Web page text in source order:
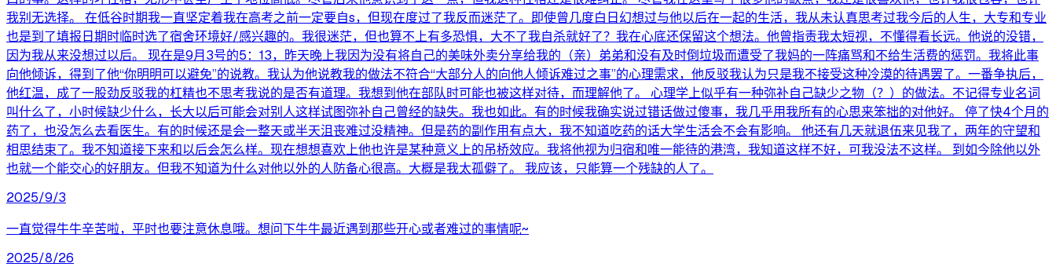
我别无选择。 在低谷时期我一直坚定着我在高考之前一定要自s，但现在度过了我反而迷茫了。即使曾几度白日幻想过与他以后在一起的生活，我从未认真思考过我今后的人生，大专和专业
也是到了填报日期时临时选了宿舍环境好/感兴趣的。我很迷茫，但也算不上有多恐惧，大不了我自杀就好了？我在心底还保留这个想法。他曾指责我太短视，不懂得看长远。他说的没错，
因为我从来没想过以后。 现在是9月3号的5：13，昨天晚上我因为没有将自己的美味外卖分享给我的（亲）弟弟和没有及时倒垃圾而遭受了我妈的一阵痛骂和不给生活费的惩罚。我将此事
向他倾诉，得到了他“你明明可以避免”的说教。我认为他说教我的做法不符合“大部分人的向他人倾诉难过之事”的心理需求，他反驳我认为只是我不接受这种冷漠的待遇罢了。一番争执后，
他红温，成了一股劲反驳我的杠精也不思考我说的是否有道理。我想到他在部队时可能也被这样对待，而理解他了。 心理学上似乎有一种弥补自己缺少之物（？）的做法。不记得专业名词
叫什么了，小时候缺少什么，长大以后可能会对别人这样试图弥补自己曾经的缺失。我也如此。有的时候我确实说过错话做过傻事，我几乎用我所有的心思来笨拙的对他好。 停了快4个月的
药了，也没怎么去看医生。有的时候还是会一整天或半天沮丧难过没精神。但是药的副作用有点大，我不知道吃药的话大学生活会不会有影响。 他还有几天就退伍来见我了，两年的守望和
相思结束了。我不知道接下来和以后会怎么样。现在想想喜欢上他也许是某种意义上的吊桥效应。我将他视为归宿和唯一能待的港湾，我知道这样不好，可我没法不这样。 到如今除他以外
也就一个能交心的好朋友。但我不知道为什么对他以外的人防备心很高。大概是我太孤僻了。 我应该，只能算一个残缺的人了。
2025/9/3
一直觉得牛牛辛苦啦，平时也要注意休息哦。想问下牛牛最近遇到那些开心或者难过的事情呢~
2025/8/26